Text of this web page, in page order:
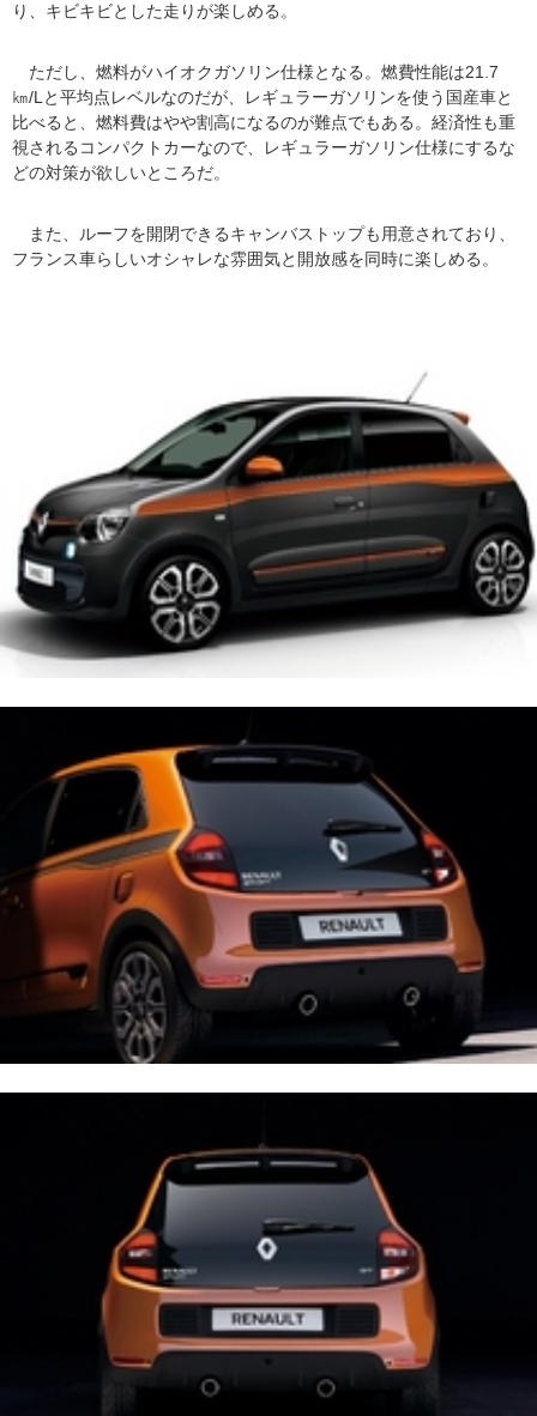
り、キビキビとした走りが楽しめる。
ただし、燃料がハイオクガソリン仕様となる。燃費性能は21.7
㎞/Lと平均点レベルなのだが、レギュラーガソリンを使う国産車と
比べると、燃料費はやや割高になるのが難点でもある。経済性も重
視されるコンパクトカーなので、レギュラーガソリン仕様にするな
どの対策が欲しいところだ。
また、ルーフを開閉できるキャンバストップも用意されており、
フランス車らしいオシャレな雰囲気と開放感を同時に楽しめる。